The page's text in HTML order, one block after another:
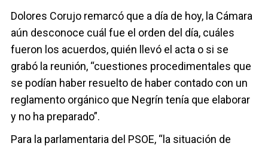
Dolores Corujo remarcó que a día de hoy, la Cámara
aún desconoce cuál fue el orden del día, cuáles
fueron los acuerdos, quién llevó el acta o si se
grabó la reunión, “cuestiones procedimentales que
se podían haber resuelto de haber contado con un
reglamento orgánico que Negrín tenía que elaborar
y no ha preparado”.
Para la parlamentaria del PSOE, “la situación de